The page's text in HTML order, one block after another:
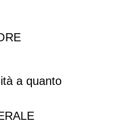
a quanto